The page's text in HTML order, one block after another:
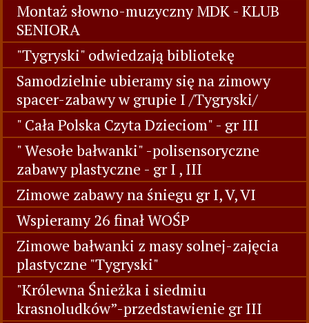
Montaż słowno-muzyczny MDK - KLUB
SENIORA
"Tygryski" odwiedzają bibliotekę
Samodzielnie ubieramy się na zimowy
spacer-zabawy w grupie I /Tygryski/
" Cała Polska Czyta Dzieciom" - gr III
" Wesołe bałwanki" -polisensoryczne
zabawy plastyczne - gr I , III
Zimowe zabawy na śniegu gr I, V, VI
Wspieramy 26 finał WOŚP
Zimowe bałwanki z masy solnej-zajęcia
plastyczne "Tygryski"
"Królewna Śnieżka i siedmiu
krasnoludków”-przedstawienie gr III